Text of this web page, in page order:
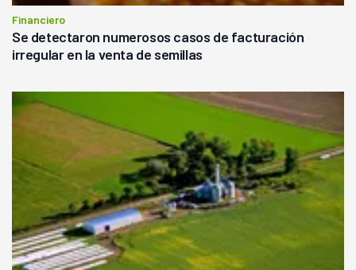
Financiero
Se detectaron numerosos casos de facturación
irregular en la venta de semillas